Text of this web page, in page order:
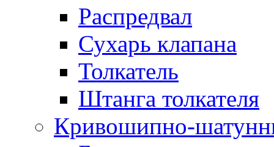
Распредвал
Сухарь клапана
Толкатель
Штанга толкателя
Кривошипно-